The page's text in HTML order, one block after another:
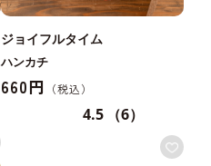
ジョイフルタイム
ハンカチ
660円
4.5 （6）